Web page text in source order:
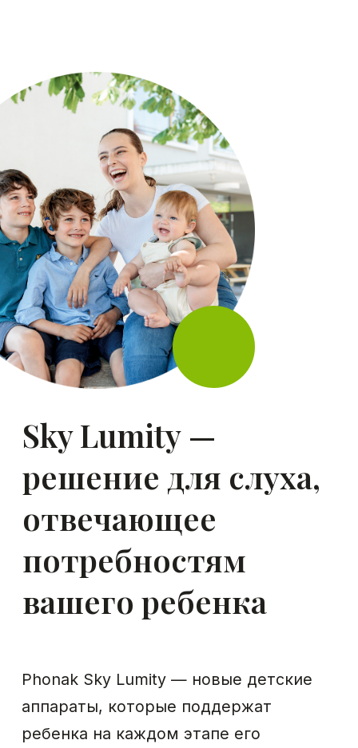
Terra+ и Terra –
решение,
доступное всем
Мы уверены, что возможность
слышать лучше должна быть
доступна каждому. Поэтому
мы создали Terra+ и Terra — слуховые
аппараты Phonak для тех,
кому важны качественное звучание
и доступность. Автоматические
программы, универсальные
возможности подключения
к смартфонам и гаджетам и звонки
hands-free.
Узнайте больше о Terra / Terra+